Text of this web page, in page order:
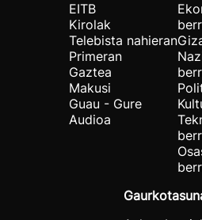
EITB
Kirolak
Telebista nahieran
Primeran
Gaztea
Makusi
Guau - Gure
Audioa